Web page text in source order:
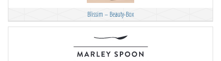
Blissim – Beauty-Box